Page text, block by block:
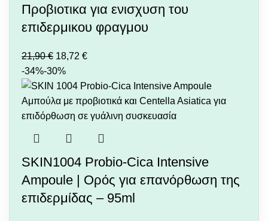
Προβιοτικα για ενισχυση του
επιδερμικου φραγμου
21,90€ 18,72 €
-34%-30%
SKIN1004 Probio-Cica Intensive
Ampoule | Ορός για επανόρθωση της
επιδερμίδας – 95ml